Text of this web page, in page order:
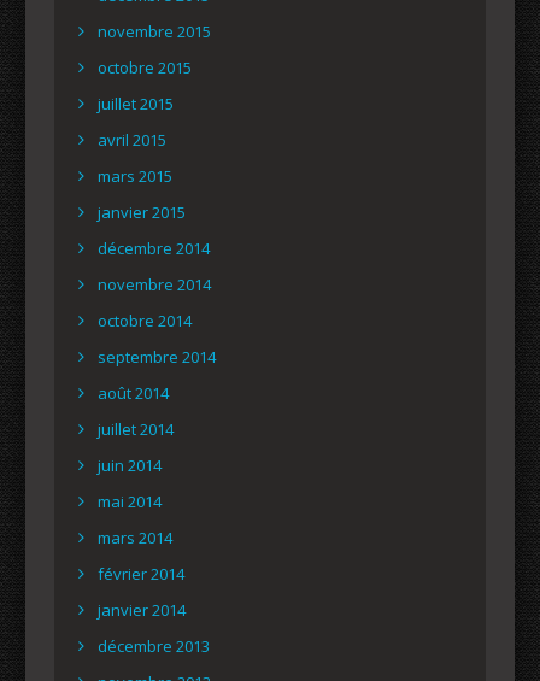
novembre 2015
octobre 2015
juillet 2015
avril 2015
mars 2015
janvier 2015
décembre 2014
novembre 2014
octobre 2014
septembre 2014
août 2014
juillet 2014
juin 2014
mai 2014
mars 2014
février 2014
janvier 2014
décembre 2013